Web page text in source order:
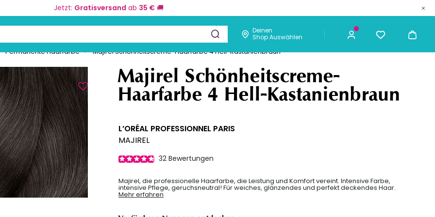
Jetzt: Gratisversand ab 35 € 🚚
Deinen
Shop Auswählen
Kosmetik Männer Chaarmant
Permanente Haarfarbe Majirel Schönheitscreme-Haarfarbe 4 Hell-Kastanienbraun
Majirel Schönheitscreme-
Haarfarbe 4 Hell-Kastanienbraun
L’ORÉAL PROFESSIONNEL PARIS
MAJIREL
32 Bewertungen
Majirel, die professionelle Haarfarbe, die Leistung und Komfort vereint. Intensive Farbe,
intensive Pflege, geruchsneutral! Für weiches, glänzendes und perfekt deckendes Haar.
Mehr erfahren